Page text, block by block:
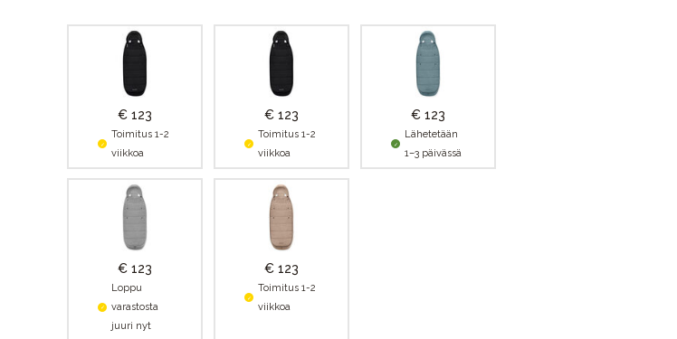
€ 123
Toimitus 1-2
viikkoa
€ 123
Toimitus 1-2
viikkoa
€ 123
Lähetetään
1–3 päivässä
€ 123
Loppu
varastosta
juuri nyt
€ 123
Toimitus 1-2
viikkoa